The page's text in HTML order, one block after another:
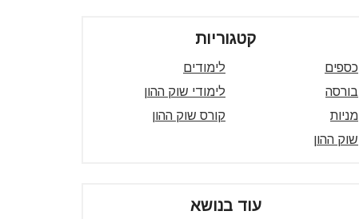
קטגוריות
כספים
לימודים
בורסה
לימודי שוק ההון
מניות
קורס שוק ההון
שוק ההון
עוד בנושא